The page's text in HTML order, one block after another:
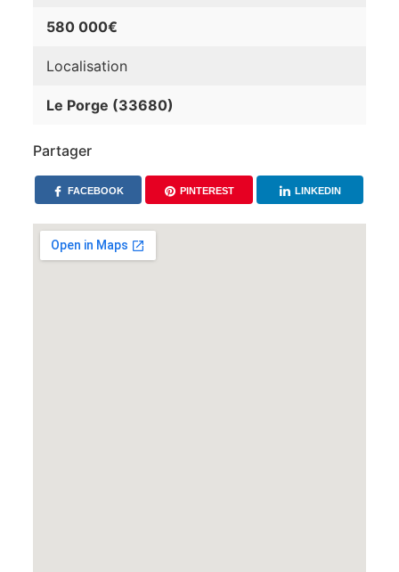
580 000€
Localisation
Le Porge (33680)
Partager
FACEBOOK PINTEREST LINKEDIN